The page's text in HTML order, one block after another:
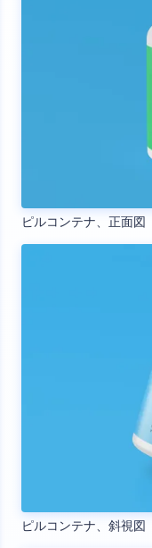
ピルコンテナ、正面図
ピルコンテナ、斜視図